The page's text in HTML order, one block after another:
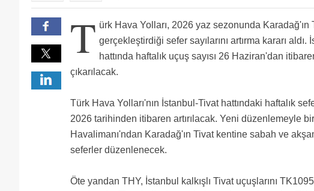
T ürk Hava Yolları, 2026 yaz sezonunda Karadağ'ın
gerçekleştirdiği sefer sayılarını artırma kararı aldı.
hattında haftalık uçuş sayısı 26 Haziran'dan
çıkarılacak.
Türk Hava Yolları'nın İstanbul-Tivat hattındaki haftalık
2026 tarihinden itibaren artırılacak. Yeni düzenlemeyle
Havalimanı'ndan Karadağ'ın Tivat kentine sabah ve
seferler düzenlenecek.
Öte yandan THY, İstanbul kalkışlı Tivat uçuşlarını